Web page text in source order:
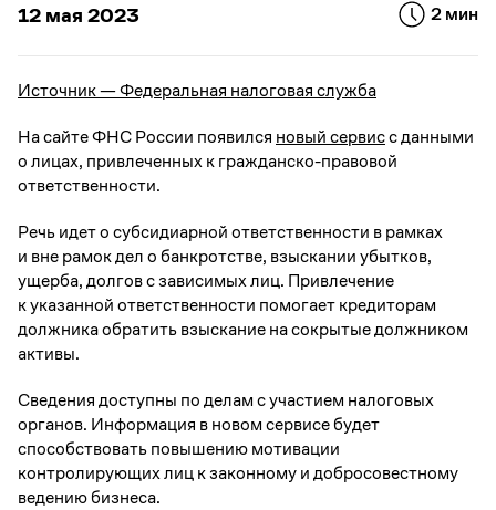
12 мая 2023 2 мин
Источник — Федеральная налоговая служба
На сайте ФНС России появился новый сервисс данными
о лицах, привлеченных к гражданско-правовой
ответственности.
Речь идет о субсидиарной ответственности в рамках
и вне рамок дел о банкротстве, взыскании убытков,
ущерба, долгов с зависимых лиц. Привлечение
к указанной ответственности помогает кредиторам
должника обратить взыскание на сокрытые должником
активы.
Сведения доступны по делам с участием налоговых
органов. Информация в новом сервисе будет
способствовать повышению мотивации
контролирующих лиц к законному и добросовестному
ведению бизнеса.